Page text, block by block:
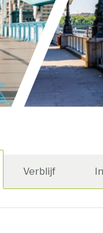
Verblijf